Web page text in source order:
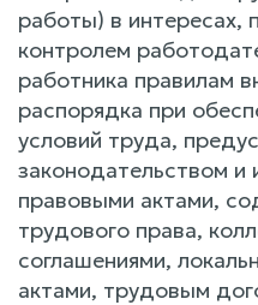
работы) в интересах,
контролем
работника правилам
распорядка при
условий труда,
законодательством
правовыми актами,
трудового права,
соглашениями,
актами, трудовым